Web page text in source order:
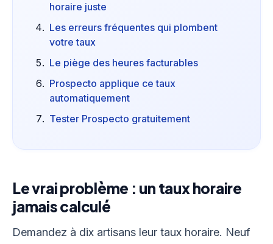
horaire juste
Les erreurs fréquentes qui plombent
votre taux
Le piège des heures facturables
Prospecto applique ce taux
automatiquement
Tester Prospecto gratuitement
Le vrai problème : un taux horaire
jamais calculé
Demandez à dix artisans leur taux horaire. Neuf